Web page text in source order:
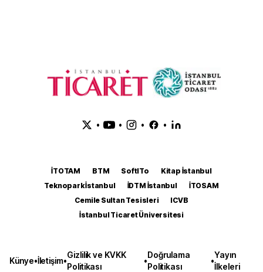
• • • •
İTOTAM BTM SoftITo
Kitap İstanbul
Teknopark İstanbul
İDTM İstanbul
İTOSAM
Cemile Sultan Tesisleri
ICVB
İstanbul Ticaret Üniversitesi
Künye•İletişim•
Gizlilik ve KVKK
Politikası
•
Doğrulama
Politikası
•
Yayın
İlkeleri